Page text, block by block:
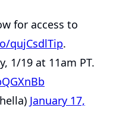
for access to
qujCsdlTip.
1/19 at 11am PT.
January 17,